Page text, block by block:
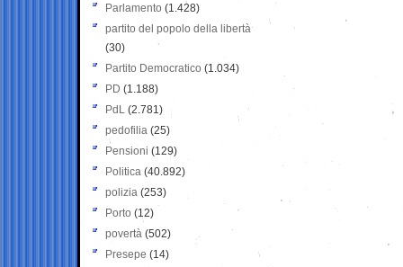
Parlamento (1.428)
partito del popolo della libertà
(30)
Partito Democratico (1.034)
PD (1.188)
PdL (2.781)
pedofilia (25)
Pensioni (129)
Politica (40.892)
polizia (253)
Porto (12)
povertà (502)
Presepe (14)